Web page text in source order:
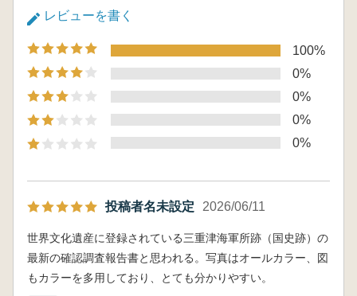
レビューを書く
100%
0%
0%
0%
0%
投稿者名未設定 2026/06/11
世界文化遺産に登録されている三重津海軍所跡（国史跡）の
最新の確認調査報告書と思われる。写真はオールカラー、図
もカラーを多用しており、とても分かりやすい。